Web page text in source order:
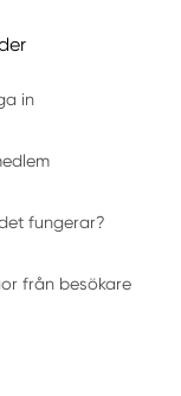
in
fungerar?
från besökare